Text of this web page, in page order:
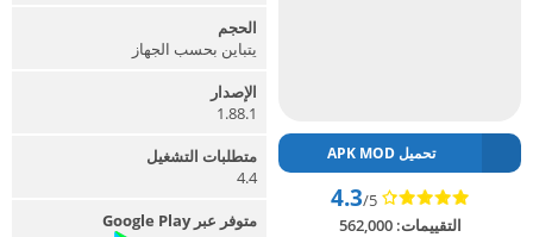
تحميل APK MOD
4.3/5
التقييمات:562,000
الحجم
يتباين بحسب الجهاز
الإصدار
1.88.1
متطلبات التشغيل
4.4
متوفر عبر Google Play